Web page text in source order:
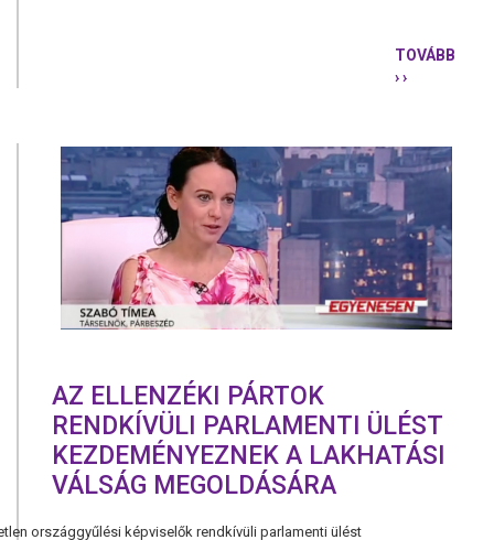
TOVÁBB
› ›
FŐVÁROSI
FIATALOK
ÍGÉRI
AZ ELLENZÉKI PÁRTOK
RENDKÍVÜLI PARLAMENTI ÜLÉST
KEZDEMÉNYEZNEK A LAKHATÁSI
VÁLSÁG MEGOLDÁSÁRA
országgyűlési képviselők rendkívüli parlamenti ülést